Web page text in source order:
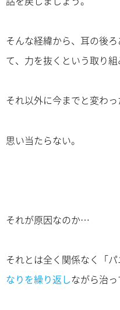
そんな経緯から、耳の後
て、力を抜くという取り
それ以外に今までと変わっ
思い当たらない。
それが原因なのか…
それとは全く関係なく「
なりを繰り返しながら治